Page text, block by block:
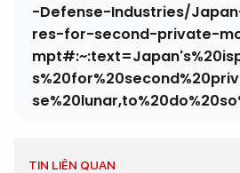
-Defense-Industries/
res-for-second-private-
TIN LIÊN QUAN